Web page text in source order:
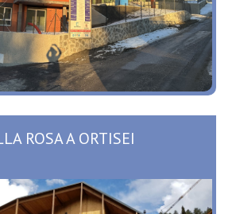
ROSA A ORTISEI